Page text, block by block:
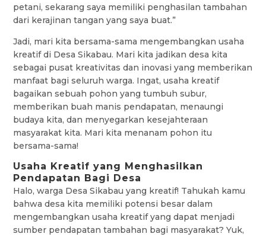
petani, sekarang saya memiliki penghasilan tambahan
dari kerajinan tangan yang saya buat.”
Jadi, mari kita bersama-sama mengembangkan usaha
kreatif di Desa Sikabau. Mari kita jadikan desa kita
sebagai pusat kreativitas dan inovasi yang memberikan
manfaat bagi seluruh warga. Ingat, usaha kreatif
bagaikan sebuah pohon yang tumbuh subur,
memberikan buah manis pendapatan, menaungi
budaya kita, dan menyegarkan kesejahteraan
masyarakat kita. Mari kita menanam pohon itu
bersama-sama!
Usaha Kreatif yang Menghasilkan
Pendapatan Bagi Desa
Halo, warga Desa Sikabau yang kreatif! Tahukah kamu
bahwa desa kita memiliki potensi besar dalam
mengembangkan usaha kreatif yang dapat menjadi
sumber pendapatan tambahan bagi masyarakat? Yuk,